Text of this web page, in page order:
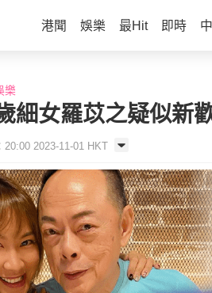
港聞 娛樂 最Hit 即時
樂
細女羅苡之疑似新
20:00 2023-11-01 HKT